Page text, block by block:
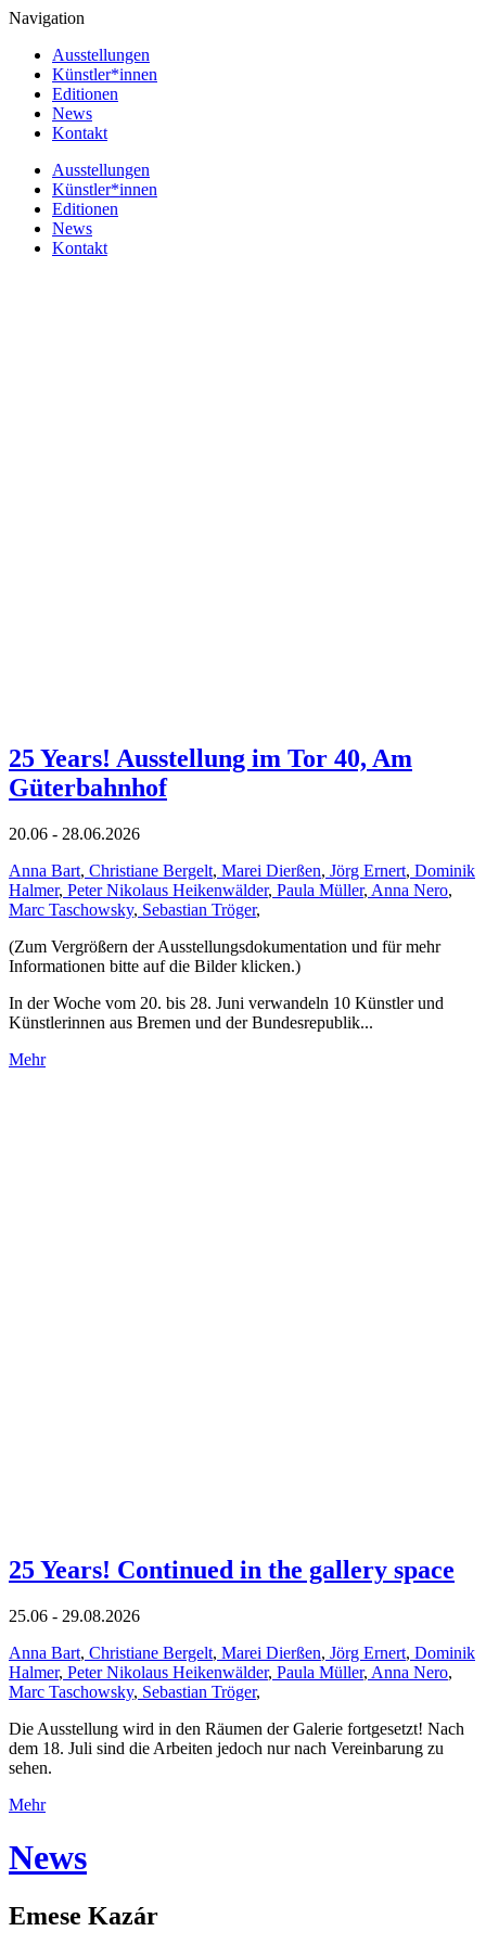
Navigation
Ausstellungen
Künstler*innen
Editionen
News
Kontakt
Ausstellungen
Künstler*innen
Editionen
News
Kontakt
25 Years! Ausstellung im Tor 40, Am
Güterbahnhof
20.06 - 28.06.2026
Anna Bart, Christiane Bergelt, Marei Dierßen, Jörg Ernert, Dominik
Halmer, Peter Nikolaus Heikenwälder, Paula Müller, Anna Nero,
Marc Taschowsky, Sebastian Tröger,
(Zum Vergrößern der Ausstellungsdokumentation und für mehr
Informationen bitte auf die Bilder klicken.)
In der Woche vom 20. bis 28. Juni verwandeln 10 Künstler und
Künstlerinnen aus Bremen und der Bundesrepublik...
Mehr
25 Years! Continued in the gallery space
25.06 - 29.08.2026
Anna Bart, Christiane Bergelt, Marei Dierßen, Jörg Ernert, Dominik
Halmer, Peter Nikolaus Heikenwälder, Paula Müller, Anna Nero,
Marc Taschowsky, Sebastian Tröger,
Die Ausstellung wird in den Räumen der Galerie fortgesetzt! Nach
dem 18. Juli sind die Arbeiten jedoch nur nach Vereinbarung zu
sehen.
Mehr
News
Emese Kazár